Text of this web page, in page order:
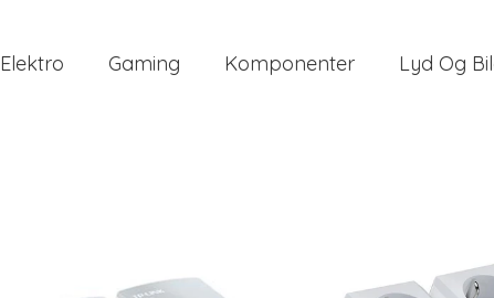
Elektro Gaming Komponenter Lyd Og